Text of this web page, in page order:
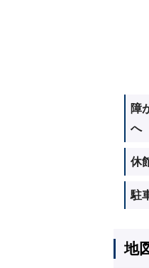
障
へ
休
駐
地